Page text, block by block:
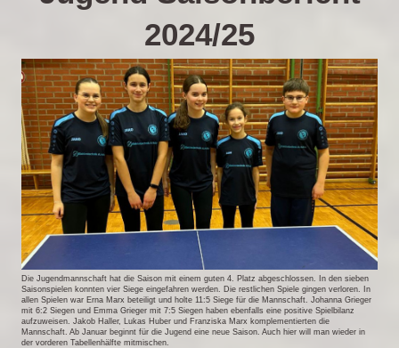
2024/25
Die Jugendmannschaft hat die Saison mit einem guten 4. Platz abgeschlossen. In den sieben
Saisonspielen konnten vier Siege eingefahren werden. Die restlichen Spiele gingen verloren. In
allen Spielen war Erna Marx beteiligt und holte 11:5 Siege für die Mannschaft. Johanna Grieger
mit 6:2 Siegen und Emma Grieger mit 7:5 Siegen haben ebenfalls eine positive Spielbilanz
aufzuweisen. Jakob Haller, Lukas Huber und Franziska Marx komplementierten die
Mannschaft. Ab Januar beginnt für die Jugend eine neue Saison. Auch hier will man wieder in
der vorderen Tabellenhälfte mitmischen.